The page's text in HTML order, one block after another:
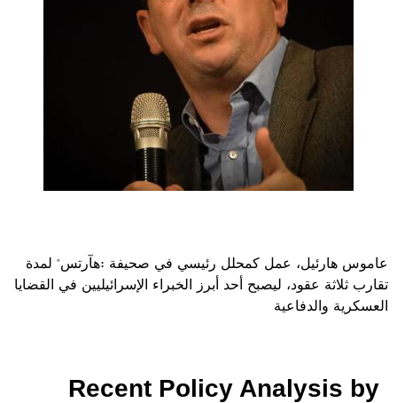
عاموس هارئيل، عمل كمحلل رئيسي في صحيفة :هآرتس" لمدة
تقارب ثلاثة عقود، ليصبح أحد أبرز الخبراء الإسرائيليين في القضايا
العسكرية والدفاعية
Recent Policy Analysis by